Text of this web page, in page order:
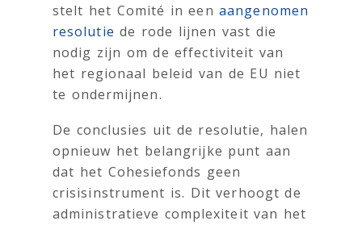
stelt het Comité in eenaangenomen
resolutie de rode lijnen vast die
nodig zijn om de effectiviteit van
het regionaal beleid van de EU niet
te ondermijnen.
De conclusies uit de resolutie, halen
opnieuw het belangrijke punt aan
dat het Cohesiefonds geen
crisisinstrument is. Dit verhoogt de
administratieve complexiteit van het